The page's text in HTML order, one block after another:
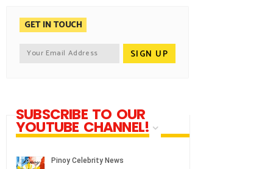
GET IN TOUCH
SUBSCRIBE TO OUR
YOUTUBE CHANNEL!